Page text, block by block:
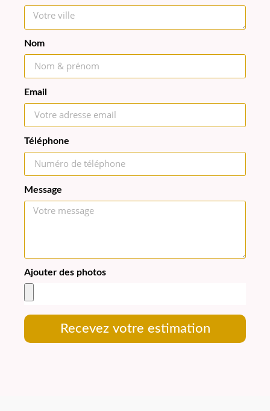
Nom
Email
Téléphone
Message
Ajouter des photos
Recevez votre estimation